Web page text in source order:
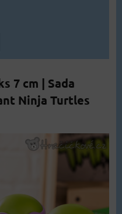
7 cm | Sada
Ninja Turtles